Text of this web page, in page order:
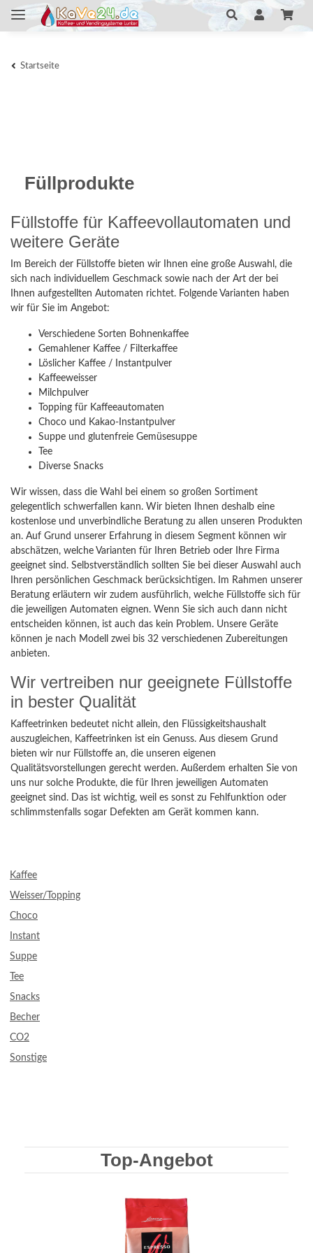
Startseite
Füllprodukte
Füllstoffe für Kaffeevollautomaten und
weitere Geräte
Im Bereich der Füllstoffe bieten wir Ihnen eine große Auswahl, die
sich nach individuellem Geschmack sowie nach der Art der bei
Ihnen aufgestellten Automaten richtet. Folgende Varianten haben
wir für Sie im Angebot:
Verschiedene Sorten Bohnenkaffee
Gemahlener Kaffee / Filterkaffee
Löslicher Kaffee / Instantpulver
Kaffeeweisser
Milchpulver
Topping für Kaffeeautomaten
Choco und Kakao-Instantpulver
Suppe und glutenfreie Gemüsesuppe
Tee
Diverse Snacks
Wir wissen, dass die Wahl bei einem so großen Sortiment
gelegentlich schwerfallen kann. Wir bieten Ihnen deshalb eine
kostenlose und unverbindliche Beratung zu allen unseren Produkten
an. Auf Grund unserer Erfahrung in diesem Segment können wir
abschätzen, welche Varianten für Ihren Betrieb oder Ihre Firma
geeignet sind. Selbstverständlich sollten Sie bei dieser Auswahl auch
Ihren persönlichen Geschmack berücksichtigen. Im Rahmen unserer
Beratung erläutern wir zudem ausführlich, welche Füllstoffe sich für
die jeweiligen Automaten eignen. Wenn Sie sich auch dann nicht
entscheiden können, ist auch das kein Problem. Unsere Geräte
können je nach Modell zwei bis 32 verschiedenen Zubereitungen
anbieten.
Wir vertreiben nur geeignete Füllstoffe
in bester Qualität
Kaffeetrinken bedeutet nicht allein, den Flüssigkeitshaushalt
auszugleichen, Kaffeetrinken ist ein Genuss. Aus diesem Grund
bieten wir nur Füllstoffe an, die unseren eigenen
Qualitätsvorstellungen gerecht werden. Außerdem erhalten Sie von
uns nur solche Produkte, die für Ihren jeweiligen Automaten
geeignet sind. Das ist wichtig, weil es sonst zu Fehlfunktion oder
schlimmstenfalls sogar Defekten am Gerät kommen kann.
Kaffee
Weisser/Topping
Choco
Instant
Suppe
Tee
Snacks
Becher
CO2
Sonstige
Top-Angebot